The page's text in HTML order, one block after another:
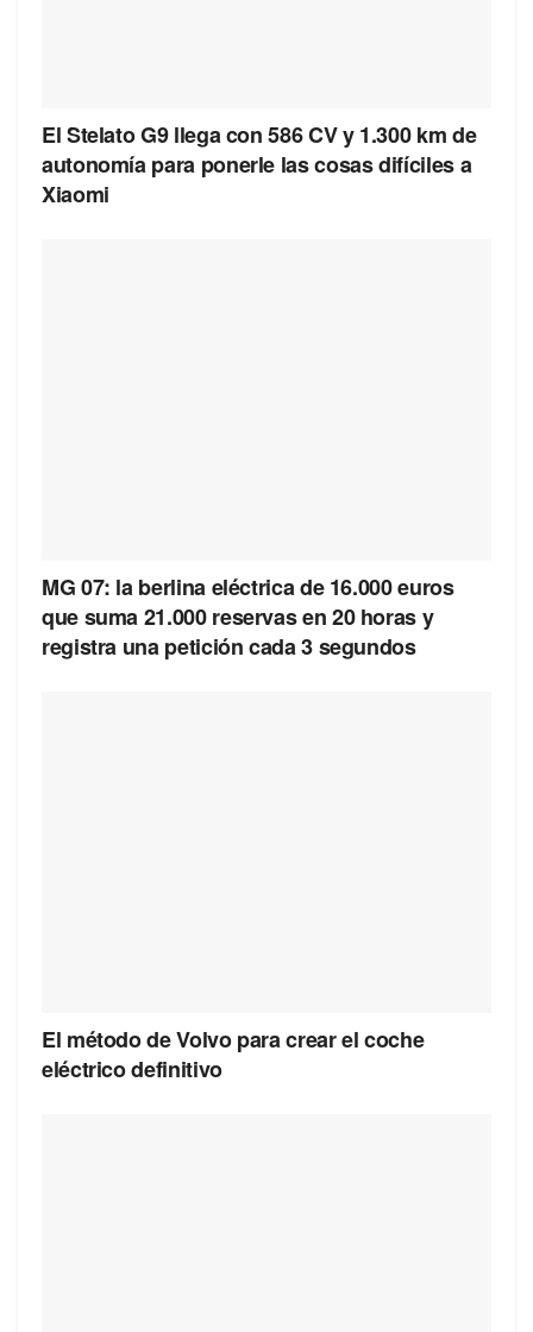
El Stelato G9 llega con 586 CV y 1.300 km de
autonomía para ponerle las cosas difíciles a
Xiaomi
MG 07: la berlina eléctrica de 16.000 euros
que suma 21.000 reservas en 20 horas y
registra una petición cada 3 segundos
El método de Volvo para crear el coche
eléctrico definitivo